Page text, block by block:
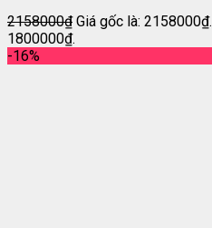
2158000₫ Giá gốc là: 2158000₫.
1800000₫.
-16%